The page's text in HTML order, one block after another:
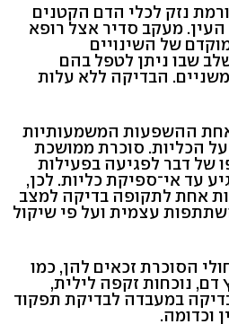
נזק לכלי הדם הקטנים
מעקב סדיר אצל רופא
של השינויים
שבו ניתן לטפל בהם
הבדיקה ללא עלות
ההשפעות המשמעותיות
הכליות. סוכרת ממושכת
של דבר לפגיעה בפעילות
עד אי־ספיקת כליות. לכן,
אחת לתקופה בדיקה למצב
עצמית ועל פי שיקול
הסוכרת זכאים להן, כמו
נוכחות זקפה לילית,
במעבדה לבדיקת תפקוד
וכדומה.